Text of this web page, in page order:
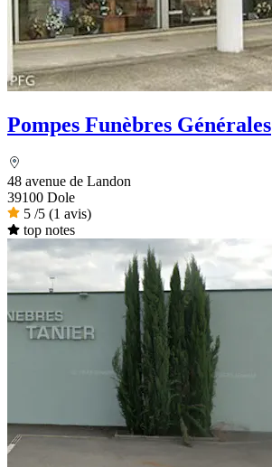
Pompes Funèbres Générales
48 avenue de Landon
39100 Dole
5 /5 (1 avis)
top notes